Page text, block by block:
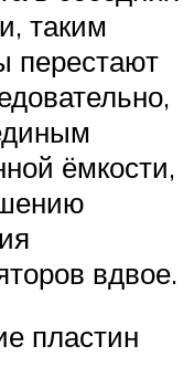
таким
перестают
ёмкости,
вдвое.
пластин